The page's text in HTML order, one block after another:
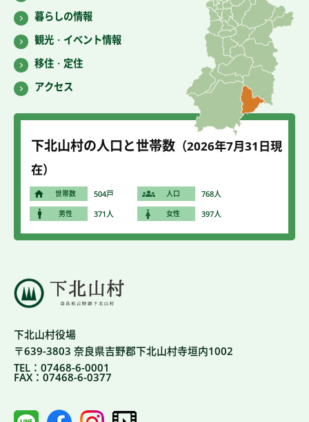
下北山村役場
〒639-3803 奈良県吉野郡下北山村寺垣内1002
TEL：07468-6-0001
FAX：07468-6-0377
暮らしの情報
観光・イベント情報
移住・定住
アクセス
下北山村の人口と世帯数 （2026年7月31 日現
在）
世帯数 504戸 人口 768人
男性 371人 女性 397人